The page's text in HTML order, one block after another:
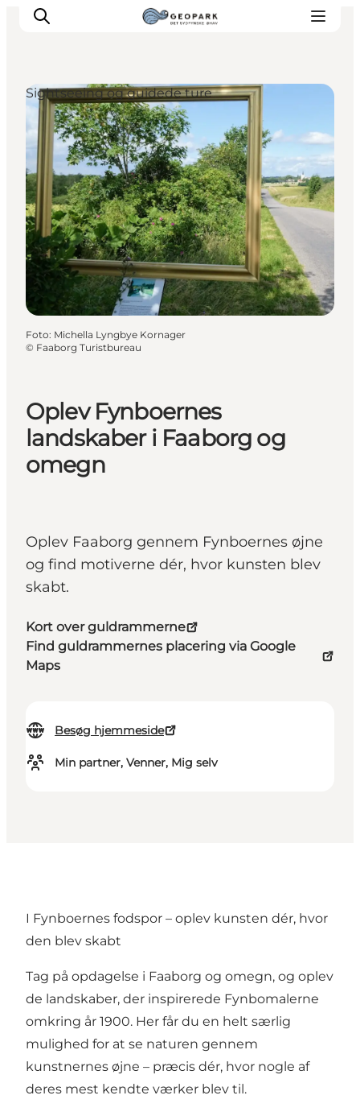
Oplev Fynboernes
landskaber i Faaborg og
omegn
Oplev Faaborg gennem Fynboernes øjne
og find motiverne dér, hvor kunsten blev
skabt.
Kort over guldrammerne
Find guldrammernes placering via Google
Maps
Besøg hjemmeside
Min partner, Venner, Mig selv
Sightseeing og guidede ture
Foto: Michella Lyngbye Kornager
© Faaborg Turistbureau
I Fynboernes fodspor – oplev kunsten dér, hvor
den blev skabt
Tag på opdagelse i Faaborg og omegn, og oplev
de landskaber, der inspirerede Fynbomalerne
omkring år 1900. Her får du en helt særlig
mulighed for at se naturen gennem
kunstnernes øjne – præcis dér, hvor nogle af
deres mest kendte værker blev til.